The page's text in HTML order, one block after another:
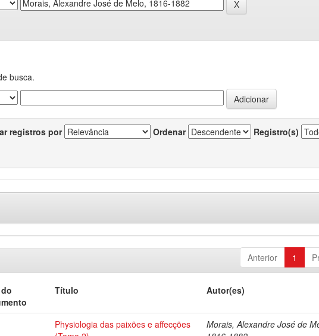
busca.
registros por Ordenar Registro(s)
Anterior 1
Título Autor(es)
Physiologia das paixões e affecções
Morais, Alexandre José de